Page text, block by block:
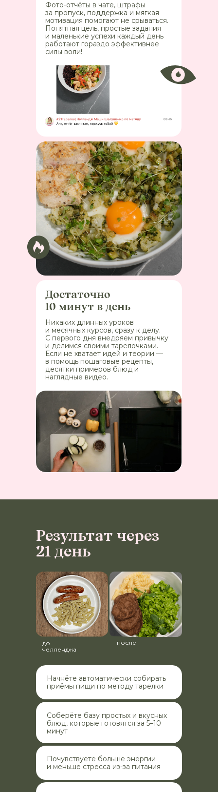
Никаких длинных уроков
и месячных курсов, сразу к делу.
С первого дня внедряем привычку
и делимся своими тарелочками.
Если не хватает идей и теории —
в помощь пошаговые рецепты,
десятки примеров блюд и
наглядные видео.
Достаточно
10 минут в день
Фото-отчёты в чате, штрафы
за пропуск, поддержка и мягкая
мотивация помогают не срываться.
Понятная цель, простые задания
и маленькие успехи каждый день
работают гораздо эффективнее
силы воли!
Результат через
21 день
Начнёте автоматически собирать
приёмы пищи по методу тарелки
Соберёте базу простых и вкусных
блюд, которые готовятся за 5–10
минут
Почувствуете больше энергии
и меньше стресса из-за питания
после
до
челленджа